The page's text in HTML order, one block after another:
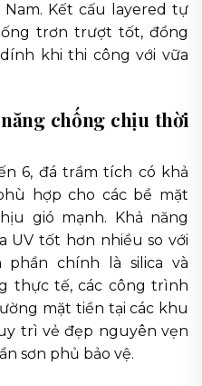
Kết cấu layered tự
trơn trượt tốt, đồng
khi thi công với vữa
chống chịu thời
6, đá trầm tích có khả
hợp cho các bề mặt
gió mạnh. Khả năng
UV tốt hơn nhiều so với
chính là silica và
thực tế, các công trình
mặt tiền tại các khu
trì vẻ đẹp nguyên vẹn
sơn phủ bảo vệ.